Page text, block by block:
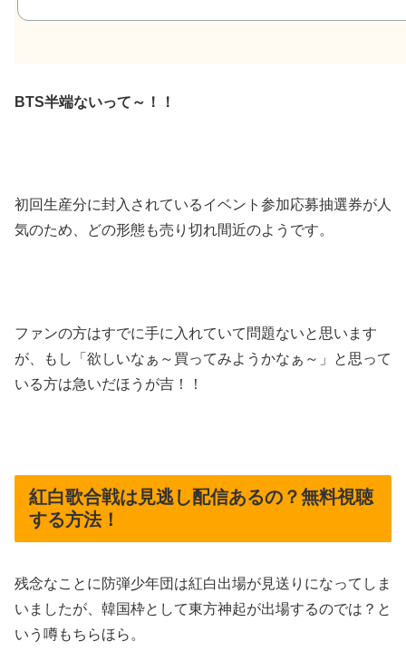
BTS半端ないって～！！
初回生産分に封入されているイベント参加応募抽選券が人
気のため、どの形態も売り切れ間近のようです。
ファンの方はすでに手に入れていて問題ないと思います
が、もし「欲しいなぁ～買ってみようかなぁ～」と思って
いる方は急いだほうが吉！！
紅白歌合戦は見逃し配信あるの？無料視聴
する方法！
残念なことに防弾少年団は紅白出場が見送りになってしま
いましたが、韓国枠として東方神起が出場するのでは？と
いう噂もちらほら。